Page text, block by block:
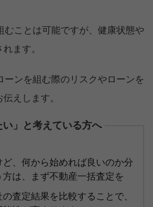
むことは可能ですが、健康状態や
ます。
ーンを組む際のリスクやローンを
えします。
い」と考えている方へ
ど、何から始めれば良いのか分
は、まず不動産一括査定を
査定結果を比較することで、